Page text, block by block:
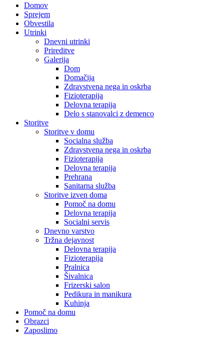
Domov
Sprejem
Obvestila
Utrinki
Dnevni utrinki
Prireditve
Galerija
Dom
Domačija
Zdravstvena nega in oskrba
Fizioterapija
Delovna terapija
Delo s stanovalci z demenco
Storitve
Storitve v domu
Socialna služba
Zdravstvena nega in oskrba
Fizioterapija
Delovna terapija
Prehrana
Sanitarna služba
Storitve izven doma
Pomoč na domu
Delovna terapija
Socialni servis
Dnevno varstvo
Tržna dejavnost
Delovna terapija
Fizioterapija
Pralnica
Šivalnica
Frizerski salon
Pedikura in manikura
Kuhinja
Pomoč na domu
Obrazci
Zaposlimo